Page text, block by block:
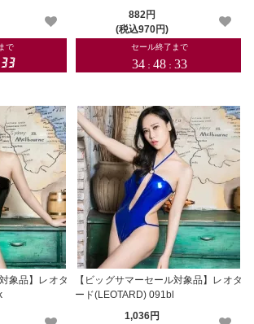
882円
(税込970円)
象品】レオタ
【ビッグサマーセール対象品】レオタ
ード(LEOTARD) 091bl
1,036円